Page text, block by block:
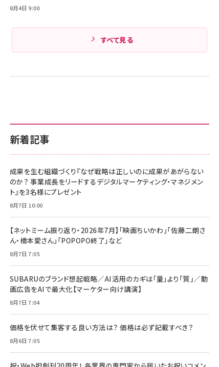
新着記事
成果を生む組織づくり『なぜ戦略は正しいのに成果があがらない
のか？ 事業成長をリードするデジタルマーケティング・マネジメン
ト』を3名様にプレゼント
8月7日 10:00
【ネットミーム振り返り・2026年7月】「映画ちいかわ」「佐藤二朗さ
ん・橋本愛さん」「POPOPO終了」など
8月7日 7:05
SUBARUのブランド想起戦略／AI活用のカギは「量」より「質」／動
画広告をAIで最大化【マーケター向け講演】
8月7日 7:04
価格を伏せて集客する良い方法は？ 価格は必ず記載すべき？
8月6日 7:05
8月4日 9:00
すべて見る